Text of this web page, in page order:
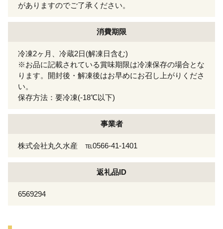
がありますのでご了承ください。
消費期限
冷凍2ヶ月、冷蔵2日(解凍日含む)
※お品に記載されている賞味期限は冷凍保存の場合とな
ります。開封後・解凍後はお早めにお召し上がりくださ
い。
保存方法：要冷凍(-18℃以下)
事業者
株式会社丸久水産 ℡0566-41-1401
返礼品ID
6569294